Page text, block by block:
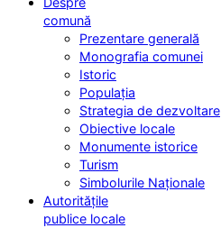
comună
Prezentare generală
Monografia comunei
Istoric
Populația
Strategia de dezvoltare
Obiective locale
Monumente istorice
Turism
Simbolurile Naționale
Autoritățile
publice locale